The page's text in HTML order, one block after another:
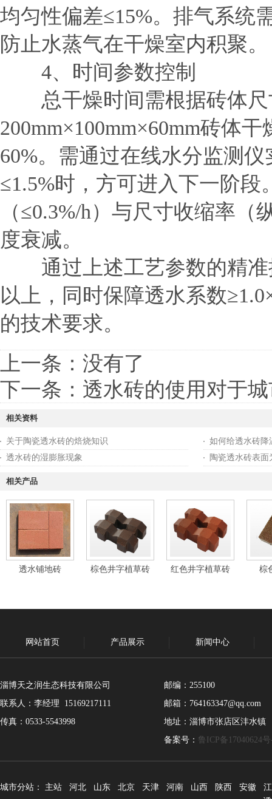
均匀性偏差≤15%。排气系统
防止水蒸气在干燥室内积聚。
4、时间参数控制
总干燥时间需根据砖体尺
200mm×100mm×60mm砖体
60%。需通过在线水分监测
≤1.5%时，方可进入下一阶
（≤0.3%/h）与尺寸收缩率
度衰减。
通过上述工艺参数的精准
以上，同时保障透水系数
的技术要求。
上一条：没有了
下一条： 透水砖的使用对于
相关资料
关于陶瓷透水砖的焙烧知识
如何给透水砖降
透水砖的湿膨胀现象
陶瓷透水砖表
相关产品
透水铺地砖 棕色井字植草砖 红色井字植草砖 棕
网站首页 产品展示 新闻中心
淄博天之润生态科技有限公司
联系人：李经理 15169217111
传真：0533-5543998
邮编：255100
邮箱：764163347@qq.com
地址：淄博市张店区沣水镇
备案号： 鲁ICP备17040624
城市分站： 主站 河北 山东 北京 天津 河南 山西 陕西 安徽